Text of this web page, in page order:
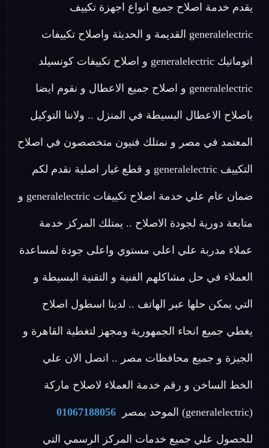
يقدم خدمة اصلاح جميع انواع اجهزة تكييف
generalelectric القديمة و الحديثة واصلاح تكييفات
اتوماتيك generalelectric و اصلاح تكييفات كونسيلد
generalelectric و اصلاح جميع الاعطال و نقوم ايضا
باصلاح الاعطال البسيطة في المنزل .. ولاننا التوكيل
المعتمد في مصر و نمتلك فنيون متخصصون في اصلاح
التكييف generalelectric و قطع غيار اصلية نقدم لكم
ضمان عام علي خدمة اصلاح تكييفات generalelectric و
متابعة دورية لجودة الاصلاح .. يمتلك المركز خدمة
عملاء مدربة علي اعلي مستوي واعلى جودة لمساعدة
العملاء في حل مشاكلهم الفنية و التقنية البسيطة و
التي يمكن حلها عبر الهاتف .. لدينا اسطول اصلاح
يغطي جميع انحاء الجمهورية ومجهز لتغطية القاهرة و
الجيزة و جميع محافظات مصر .. اتصل الان علي
الخط الساخن و رقم خدمة العملاء لاصلاح ماركة
(generalelectric) الموحد بمصر 01067188056
للحصول علي جميع خدمات المركز الرسمي التي